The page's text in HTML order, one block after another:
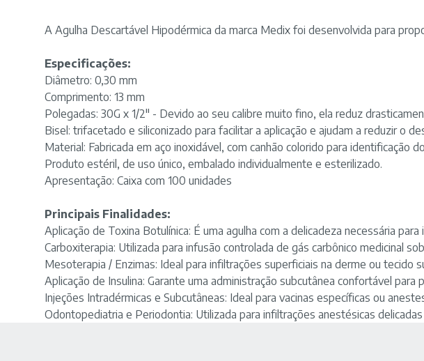
A Agulha Descartável Hipodérmica da marca Medix foi desenvolvida para
Especificações:
Diâmetro: 0,30 mm
Comprimento: 13 mm
Polegadas: 30G x 1/2" - Devido ao seu calibre muito fino, ela reduz
Bisel: trifacetado e siliconizado para facilitar a aplicação e ajudam a reduzir o
Material: Fabricada em aço inoxidável, com canhão colorido para identificação
Produto estéril, de uso único, embalado individualmente e esterilizado.
Apresentação: Caixa com 100 unidades
Principais Finalidades:
Aplicação de Toxina Botulínica: É uma agulha com a delicadeza necessária
Carboxiterapia: Utilizada para infusão controlada de gás carbônico medicinal
Mesoterapia / Enzimas: Ideal para infiltrações superficiais na derme ou tecido
Aplicação de Insulina: Garante uma administração subcutânea confortável para
Injeções Intradérmicas e Subcutâneas: Ideal para vacinas específicas ou
Odontopediatria e Periodontia: Utilizada para infiltrações anestésicas